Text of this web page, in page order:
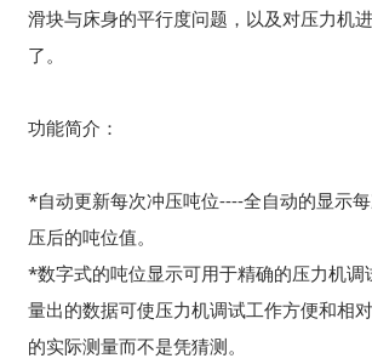
滑块与床身的平行度问题，以及对压力机
了。
功能简介：
*自动更新每次冲压吨位----全自动的显示
压后的吨位值。
*数字式的吨位显示可用于精确的压力机调
量出的数据可使压力机调试工作方便和相
的实际测量而不是凭猜测。